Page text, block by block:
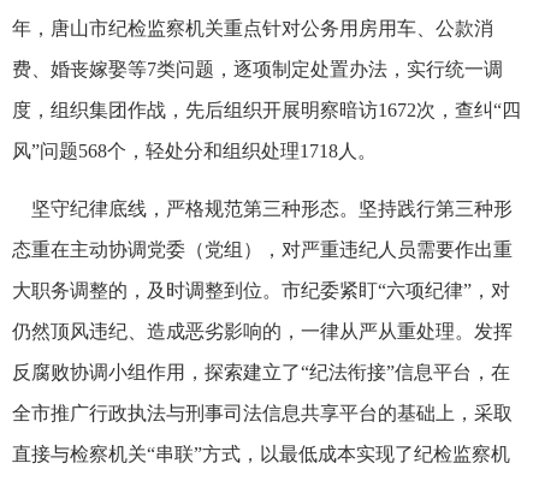
年，唐山市纪检监察机关重点针对公务用房用车、公款消
费、婚丧嫁娶等7类问题，逐项制定处置办法，实行统一调
度，组织集团作战，先后组织开展明察暗访1672次，查纠“四
风”问题568个，轻处分和组织处理1718人。
坚守纪律底线，严格规范第三种形态。坚持践行第三种形
态重在主动协调党委（党组），对严重违纪人员需要作出重
大职务调整的，及时调整到位。市纪委紧盯“六项纪律”，对
仍然顶风违纪、造成恶劣影响的，一律从严从重处理。发挥
反腐败协调小组作用，探索建立了“纪法衔接”信息平台，在
全市推广行政执法与刑事司法信息共享平台的基础上，采取
直接与检察机关“串联”方式，以最低成本实现了纪检监察机